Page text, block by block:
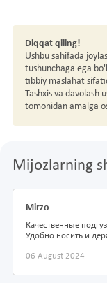
Diqqat qiling!
Ushbu sahifada
tushunchaga ega
tibbiy maslahat
Tashxis va davolash
tomonidan amalga
Mijozlarning
Mirzo
Качественные
Удобно носить и
06 August 2024